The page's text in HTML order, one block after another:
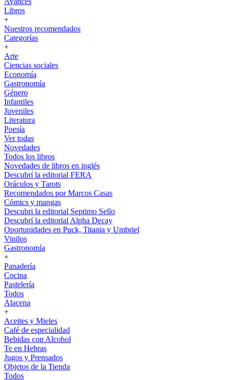
Libros
+
Nuestros recomendados
Categorías
+
Arte
Ciencias sociales
Economía
Gastronomía
Género
Infantiles
Juveniles
Literatura
Poesía
Ver todas
Novedades
Todos los libros
Novedades de libros en inglés
Descubrí la editorial FERA
Oráculos y Tarots
Recomendados por Marcos Casas
Cómics y mangas
Descubri la editorial Septimo Sello
Descubrí la editorial Alpha Decay
Oportunidades en Puck, Titania y Umbriel
Vinilos
Gastronomía
+
Panadería
Cocina
Pastelería
Todos
Alacena
+
Aceites y Mieles
Café de especialidad
Bebidas con Alcohol
Te en Hebras
Jugos y Prensados
Objetos de la Tienda
Todos